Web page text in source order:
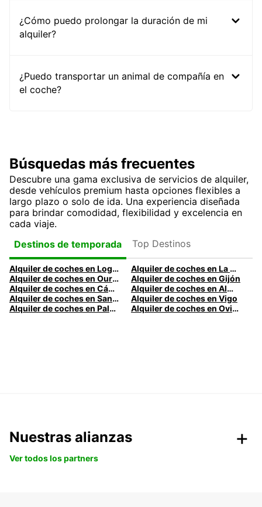
¿Cómo puedo prolongar la duración de mi
alquiler?
¿Puedo transportar un animal de compañía en
el coche?
Búsquedas más frecuentes
Descubre una gama exclusiva de servicios de alquiler,
desde vehículos premium hasta opciones flexibles a
largo plazo o solo de ida. Una experiencia diseñada
para brindar comodidad, flexibilidad y excelencia en
cada viaje.
Destinos de temporada
Top Destinos
Alquiler de coches en Logroño
Alquiler de coches en La Coruña
Alquiler de coches en Ourense
Alquiler de coches en Gijón
Alquiler de coches en Cádiz
Alquiler de coches en Almería
Alquiler de coches en Santander
Alquiler de coches en Vigo
Alquiler de coches en Palma
Alquiler de coches en Oviedo
Nuestras alianzas
Ver todos los partners